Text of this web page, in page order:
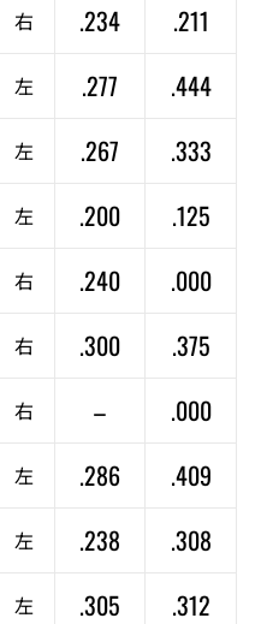
右 .234 .211
左 .277 .444
左 .267 .333
左 .200 .125
右 .240 .000
右 .300 .375
右 – .000
左 .286 .409
左 .238 .308
左 .305 .312